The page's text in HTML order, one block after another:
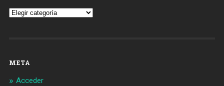
Vocabulario
META
Acceder